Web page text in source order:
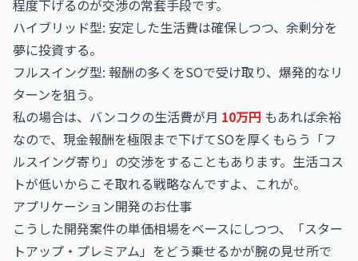
程度下げるのが交渉の常套手段です。
ハイブリッド型: 安定した生活費は確保しつつ、余剰分を
夢に投資する。
フルスイング型: 報酬の多くをSOで受け取り、爆発的なリ
ターンを狙う。
私の場合は、バンコクの生活費が月 10万円 もあれば余裕
なので、現金報酬を極限まで下げてSOを厚くもらう「フ
ルスイング寄り」の交渉をすることもあります。生活コス
トが低いからこそ取れる戦略なんですよ、これが。
アプリケーション開発のお仕事
こうした開発案件の単価相場をベースにしつつ、「スター
トアップ・プレミアム」をどう乗せるかが腕の見せ所で